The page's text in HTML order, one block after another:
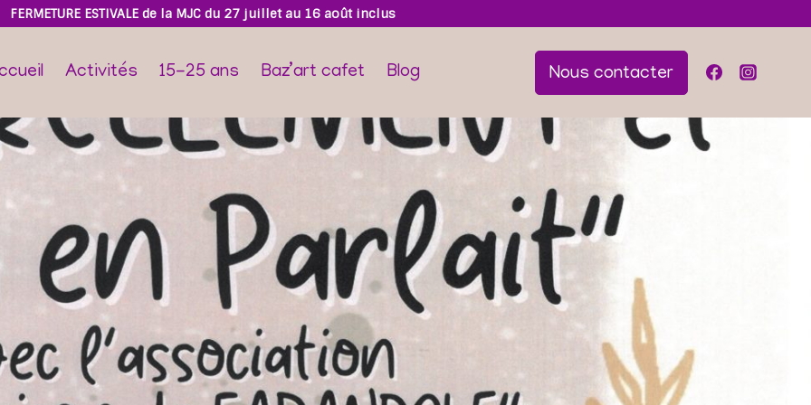
FERMETURE ESTIVALE de la MJC du 27 juillet au 16 août inclus
Activités 15-25 ans Baz’art cafet Blog Nous contacter